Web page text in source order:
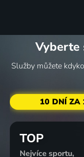
Vyberte
Služby můžete
10 DNÍ ZA
TOP
Nejvíce sportu,